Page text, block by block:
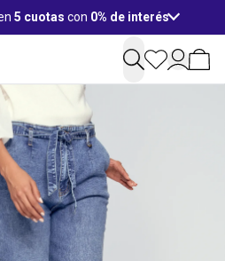
5 cuotas con 0% de interés